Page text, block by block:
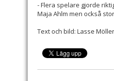
- Flera spelare gjorde
Maja Ahlm men också
Text och bild: Lasse Möller